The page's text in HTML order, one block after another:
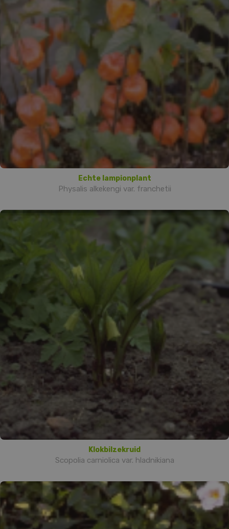
Echte lampionplant
Physalis alkekengi var. franchetii
Klokbilzekruid
Scopolia carniolica var. hladnikiana